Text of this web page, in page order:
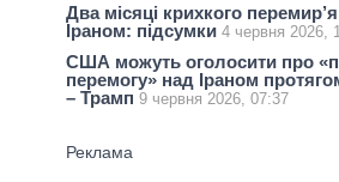
Два місяці крихкого
Іраном: підсумки 4 червня 2026,
США можуть оголосити про
перемогу» над Іраном
– Трамп 9 червня 2026, 07:37